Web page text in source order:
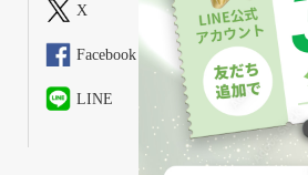
X
Facebook
LINE